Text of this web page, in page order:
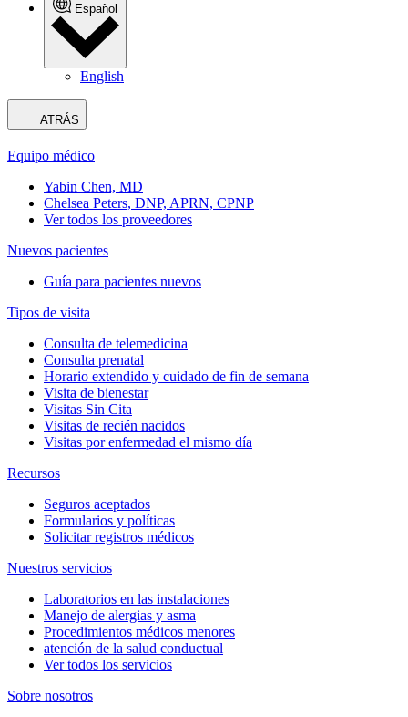
Español
English
ATRÁS
Equipo médico
Yabin Chen, MD
Chelsea Peters, DNP, APRN, CPNP
Ver todos los proveedores
Nuevos pacientes
Guía para pacientes nuevos
Tipos de visita
Consulta de telemedicina
Consulta prenatal
Horario extendido y cuidado de fin de semana
Visita de bienestar
Visitas Sin Cita
Visitas de recién nacidos
Visitas por enfermedad el mismo día
Recursos
Seguros aceptados
Formularios y políticas
Solicitar registros médicos
Nuestros servicios
Laboratorios en las instalaciones
Manejo de alergias y asma
Procedimientos médicos menores
atención de la salud conductual
Ver todos los servicios
Sobre nosotros